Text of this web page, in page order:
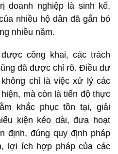
doanh nghiệp là sinh kế,
nhiều hộ dân đã gắn bó
nhiều năm.
công khai, các trách
đã được chỉ rõ. Điều dư
chỉ là việc xử lý các
mà còn là tiến độ thực
khắc phục tồn tại, giải
kiện kéo dài, đưa hoạt
định, đúng quy định pháp
lợi ích hợp pháp của các